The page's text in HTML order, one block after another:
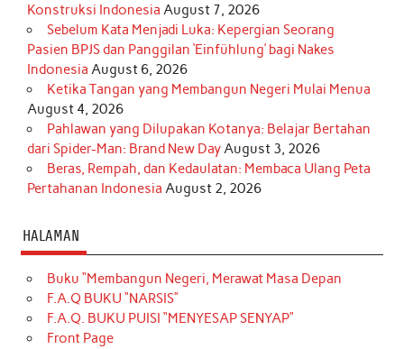
Konstruksi Indonesia August 7, 2026
Sebelum Kata Menjadi Luka: Kepergian Seorang
Pasien BPJS dan Panggilan ‘Einfühlung’ bagi Nakes
Indonesia August 6, 2026
Ketika Tangan yang Membangun Negeri Mulai Menua
August 4, 2026
Pahlawan yang Dilupakan Kotanya: Belajar Bertahan
dari Spider-Man: Brand New DayAugust 3, 2026
Beras, Rempah, dan Kedaulatan: Membaca Ulang Peta
Pertahanan Indonesia August 2, 2026
HALAMAN
Buku “Membangun Negeri, Merawat Masa Depan
F.A.Q BUKU “NARSIS”
F.A.Q. BUKU PUISI “MENYESAP SENYAP”
Front Page